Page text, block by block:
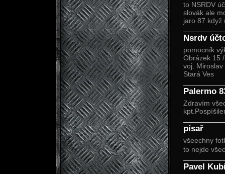
to NSRDV
slovák ale
jaro 87 když
Nsrdv
pomocník
Obrázek 15
voj.
Stará Ves
Palermo
Zdravím
písař
všeechny
to nejde
Pavel